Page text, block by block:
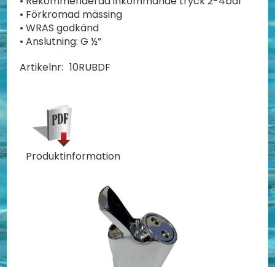
• Förkromad mässing
• WRAS godkänd
• Anslutning: G ½”
Artikelnr: 10RUBDF
Produktinformation